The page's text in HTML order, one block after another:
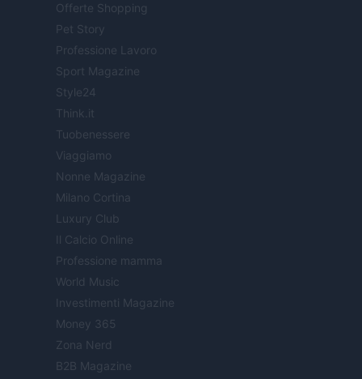
Offerte Shopping
Pet Story
Professione Lavoro
Sport Magazine
Style24
Think.it
Tuobenessere
Viaggiamo
Nonne Magazine
Milano Cortina
Luxury Club
Il Calcio Online
Professione mamma
World Music
Investimenti Magazine
Money 365
Zona Nerd
B2B Magazine